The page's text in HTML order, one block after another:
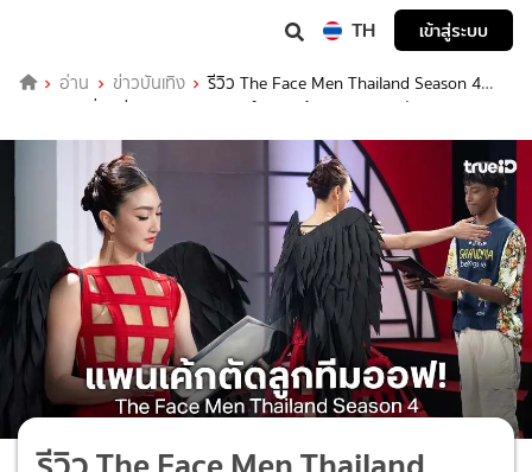
TH เข้าสู่ระบบ
อ่าน ข่าวบันเทิง
รีวิว The Face Men Thailand Season 4
EP.5 : ระอุยิ่งกว่าสงคราม เมนเทอร์ ”แพนเค้ก” ทุบแหลก! ตัด "MEW" จาก